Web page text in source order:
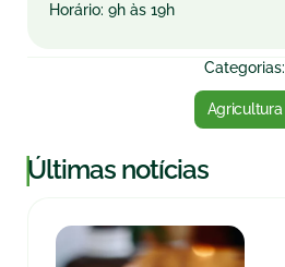
Horário: 9h às 19h
Categorias:
Agricultura
|Últimas notícias